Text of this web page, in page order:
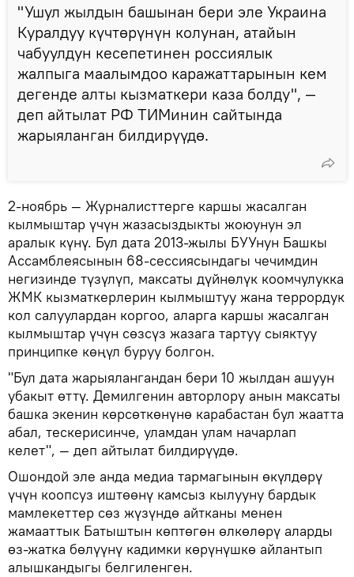
"Ушул жылдын башынан бери эле Украина
Куралдуу күчтөрүнүн колунан, атайын
чабуулдун кесепетинен россиялык
жалпыга маалымдоо каражаттарынын кем
дегенде алты кызматкери каза болду", —
деп айтылат РФ ТИМинин сайтында
жарыяланган билдирүүдө.
2-ноябрь — Журналисттерге каршы жасалган
кылмыштар үчүн жазасыздыкты жоюунун эл
аралык күнү. Бул дата 2013-жылы БУУнун Башкы
Ассамблеясынын 68-сессиясындагы чечимдин
негизинде түзүлүп, максаты дүйнөлүк коомчулукка
ЖМК кызматкерлерин кылмыштуу жана террордук
кол салуулардан коргоо, аларга каршы жасалган
кылмыштар үчүн сөзсүз жазага тартуу сыяктуу
принципке көңүл буруу болгон.
"Бул дата жарыялангандан бери 10 жылдан ашуун
убакыт өттү. Демилгенин авторлору анын максаты
башка экенин көрсөткөнүнө карабастан бул жаатта
абал, тескерисинче, уламдан улам начарлап
келет", — деп айтылат билдирүүдө.
Ошондой эле анда медиа тармагынын өкүлдөрү
үчүн коопсуз иштөөнү камсыз кылууну бардык
мамлекеттер сөз жүзүндө айтканы менен
жамааттык Батыштын көптөгөн өлкөлөрү аларды
өз-жатка бөлүүнү кадимки көрүнүшкө айлантып
алышкандыгы белгиленген.